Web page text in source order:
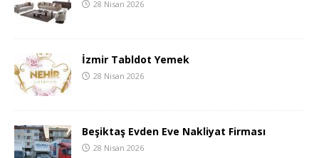
28 Nisan 2026
İzmir Tabldot Yemek
28 Nisan 2026
Beşiktaş Evden Eve Nakliyat Firması
28 Nisan 2026